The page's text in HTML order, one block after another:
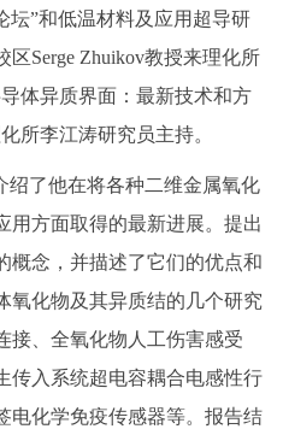
坛”和低温材料及应用超导研
Serge Zhuikov教授来理化所
体异质界面：最新技术和方
所李江涛研究员主持。
绍了他在将各种二维金属氧化
用方面取得的最新进展。提出
概念，并描述了它们的优点和
氧化物及其异质结的几个研究
接、全氧化物人工伤害感受
传入系统超电容耦合电感性行
电化学免疫传感器等。报告结